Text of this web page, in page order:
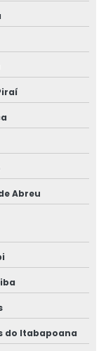
Abreu
do Itabapoana